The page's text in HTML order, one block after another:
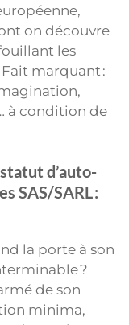
on découvre
les
marquant :
à condition de
d’auto-
SAS/SARL :
la porte à son
?
de son
minima,